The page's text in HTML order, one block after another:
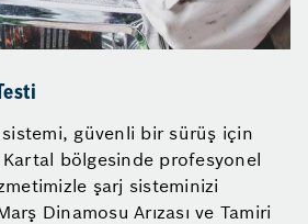
sistemi, güvenli bir sürüş için
bölgesinde profesyonel
şarj sisteminizi
Dinamosu Arızası ve Tamiri